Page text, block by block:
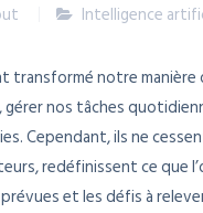
Intelligence
transformé notre
nos tâches
Cependant, ils ne
redéfinissent ce que
et les défis à